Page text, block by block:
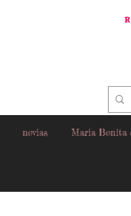
novias Maria Bonita